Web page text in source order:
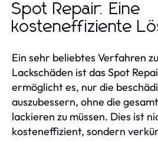
Spot Repair: Eine
kosteneffiziente
Ein sehr beliebtes Verfahren
Lackschäden ist das Spot
ermöglicht es, nur die
auszubessern, ohne die
lackieren zu müssen. Dies ist
kosteneffizient, sondern